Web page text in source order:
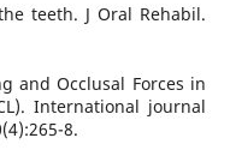
teeth. J Oral Rehabil.
and Occlusal Forces in
International journal
8.